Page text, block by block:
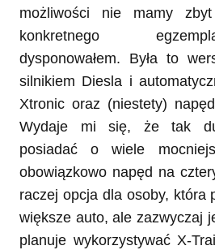
możliwości nie mamy
konkretnego
dysponowałem. Była to
silnikiem Diesla i
Xtronic oraz (niestety)
Wydaje mi się, że tak
posiadać o wiele
obowiązkowo napęd na
raczej opcja dla osoby, która
większe auto, ale zazwyczaj
planuje wykorzystywać X-